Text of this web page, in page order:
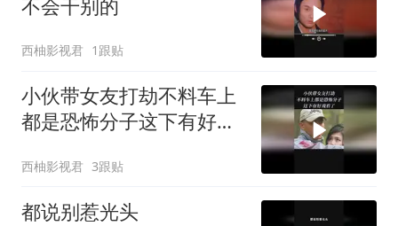
不会干别的
西柚影视君 1跟贴
小伙带女友打劫不料车上
都是恐怖分子这下有好戏
西柚影视君 3跟贴
都说别惹光头